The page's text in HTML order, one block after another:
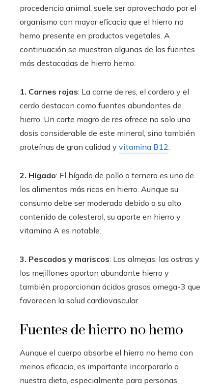
procedencia animal, suele ser aprovechado por el
organismo con mayor eficacia que el hierro no
hemo presente en productos vegetales. A
continuación se muestran algunas de las fuentes
más destacadas de hierro hemo.
1. Carnes rojas: La carne de res, el cordero y el
cerdo destacan como fuentes abundantes de
hierro. Un corte magro de res ofrece no solo una
dosis considerable de este mineral, sino también
proteínas de gran calidad y vitamina B12.
2. Hígado: El hígado de pollo o ternera es uno de
los alimentos más ricos en hierro. Aunque su
consumo debe ser moderado debido a su alto
contenido de colesterol, su aporte en hierro y
vitamina A es notable.
3. Pescados y mariscos: Las almejas, las ostras y
los mejillones aportan abundante hierro y
también proporcionan ácidos grasos omega-3 que
favorecen la salud cardiovascular.
Fuentes de hierro no hemo
Aunque el cuerpo absorbe el hierro no hemo con
menos eficacia, es importante incorporarlo a
nuestra dieta, especialmente para personas